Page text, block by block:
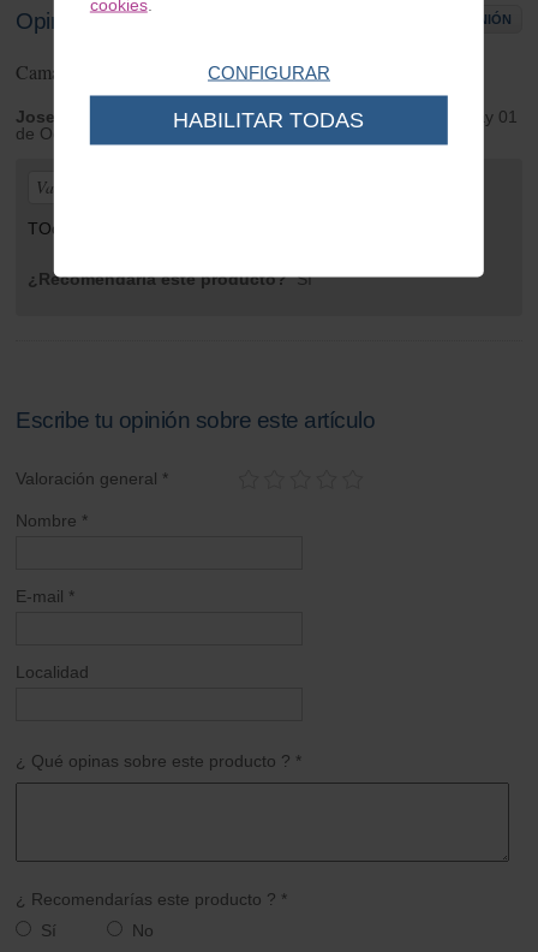
Opiniones de clientes ESCRIBIR OPINIÓN
Camara neumatico 16''
Jose Albacete
| de La Palma de Cervello (BCN) | Monday 01
de October de 2018
Valoración general:
TOdo perfecto, justo lo que queria.
¿Recomendaría este producto?Sí
Escribe tu opinión sobre este artículo
Valoración general *
Nombre *
E-mail *
Localidad
¿ Qué opinas sobre este producto ? *
¿ Recomendarías este producto ? *
Sí
No
cookies.
CONFIGURAR
HABILITAR TODAS